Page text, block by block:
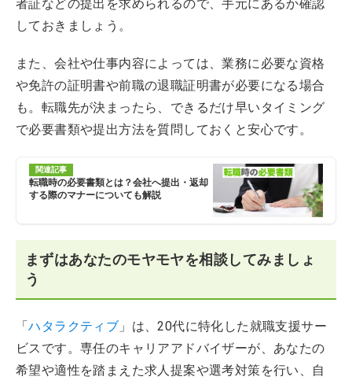
者証などの提出を求められるので、手元にあるか確認
しておきましょう。
また、会社や仕事内容によっては、業務に必要な資格
や免許の証明書や前職の退職証明書が必要になる場合
も。転職先が決まったら、できるだけ早いタイミング
で必要書類や提出方法を質問しておくと安心です。
関連記事
転職時の必要書類とは？会社へ提出・返却
する際のマナーについても解説
まずはあなたのモヤモヤを相談してみましょ
う
「ハタラクティブ 」は、20代に特化した就職支援サー
ビスです。専任のキャリアアドバイザーが、あなたの
希望や適性を踏まえた求人提案や選考対策を行い、自